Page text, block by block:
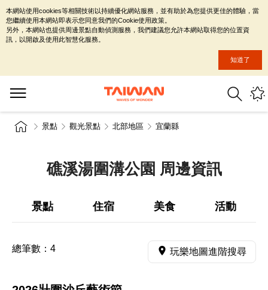
景點 觀光景點 北部地區 宜蘭縣
礁溪湯圍溝公園 周邊資訊
景點 住宿 美食 活動
總筆數： 4 玩樂地圖進階搜尋
本網站使用cookies等相關技術以持續優化網站服務，並有助於為您提供更佳的體驗，當
您繼續使用本網站即表示您同意我們的Cookie使用政策。
另外，本網站也提供周邊景點自動偵測服務，我們建議您允許本網站取得您的位置資
訊，以開啟及使用此智慧化服務。
知道了